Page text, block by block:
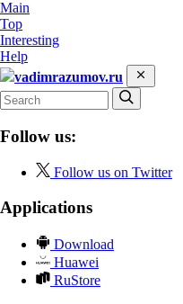
Main
Top
Interesting
Help
vadimrazumov.ru
Follow us:
Follow us on Twitter
Applications
Download
Huawei
RuStore